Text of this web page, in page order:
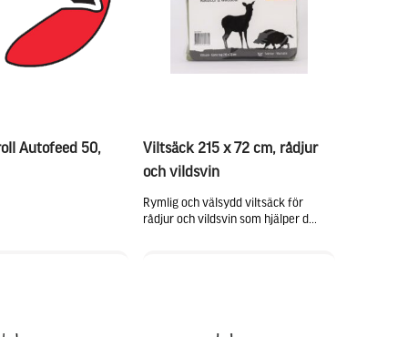
Autofeed 50,
Viltsäck 215 x 72 cm, rådjur
och vildsvin
Rymlig och välsydd viltsäck för
rådjur och vildsvin som hjälper d...